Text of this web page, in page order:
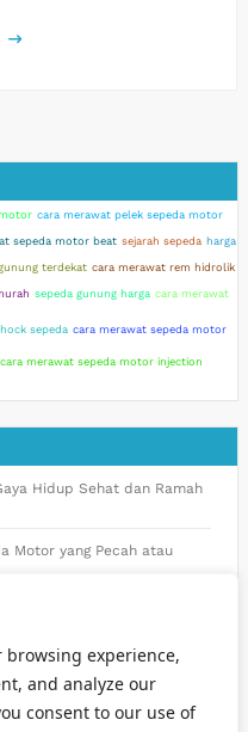
browsing experience,
and analyze our
consent to our use of
cara merawat pelek sepeda motor
sepeda motor beat sejarah sepeda harga
terdekat cara merawat rem hidrolik
sepeda gunung harga cara merawat
sepeda cara merawat sepeda motor
cara merawat sepeda motor injection
Hidup Sehat dan Ramah
Motor yang Pecah atau
Sejarah yang
Transportasi